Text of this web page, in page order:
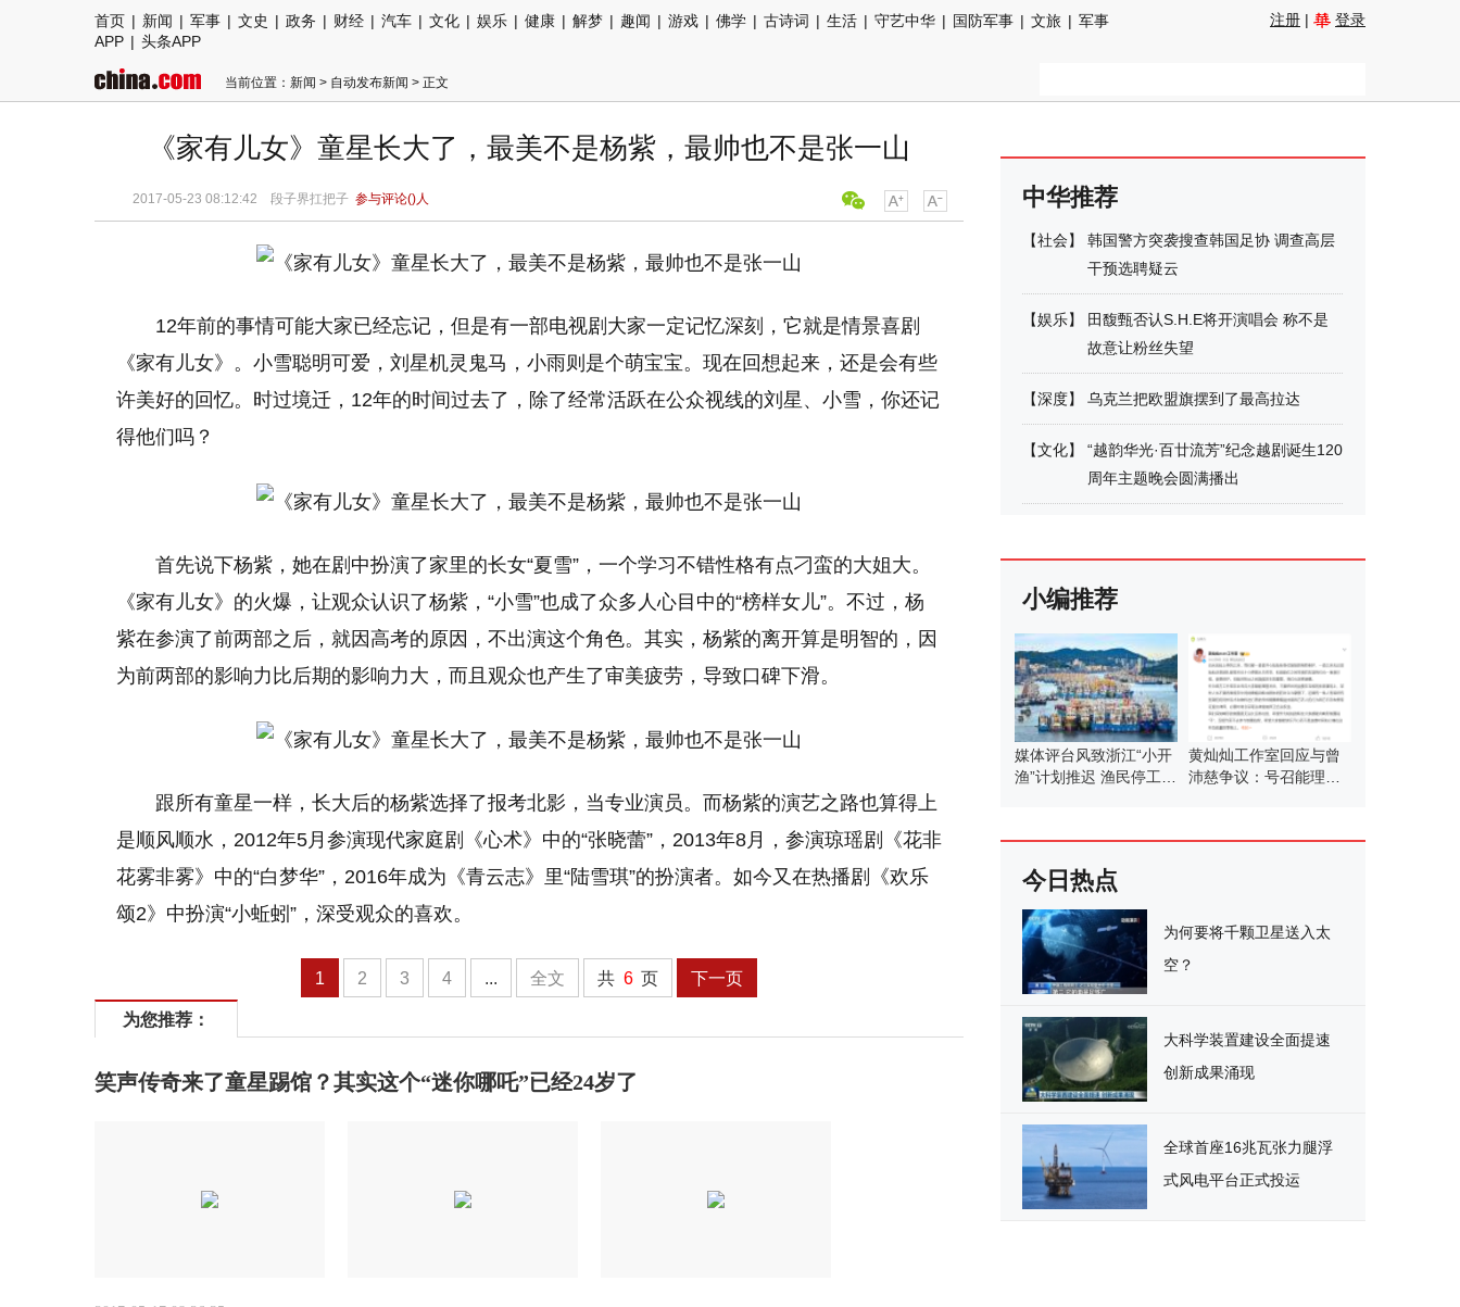
首页 | 新闻 | 军事 | 文史 | 政务 | 财经 | 汽车 | 文化 | 娱乐 | 健康 | 解梦 | 趣闻 | 游戏 | 佛学 | 古诗词 | 生活 | 守艺中华 | 国防军事 | 文旅 | 军事
APP | 头条APP
注册 | 登录
当前位置： 新闻 > 自动发布新闻 > 正文
《家有儿女》童星长大了，最美不是杨紫，最帅也不是张一山
2017-05-23 08:12:42 段子界扛把子 参与评论()人
12年前的事情可能大家已经忘记，但是有一部电视剧大家一定记忆深刻，它就是情景喜剧
《家有儿女》。小雪聪明可爱，刘星机灵鬼马，小雨则是个萌宝宝。现在回想起来，还是会有些
许美好的回忆。时过境迁，12年的时间过去了，除了经常活跃在公众视线的刘星、小雪，你还记
得他们吗？
首先说下杨紫，她在剧中扮演了家里的长女“夏雪”，一个学习不错性格有点刁蛮的大姐大。
《家有儿女》的火爆，让观众认识了杨紫，“小雪”也成了众多人心目中的“榜样女儿”。不过，杨
紫在参演了前两部之后，就因高考的原因，不出演这个角色。其实，杨紫的离开算是明智的，因
为前两部的影响力比后期的影响力大，而且观众也产生了审美疲劳，导致口碑下滑。
跟所有童星一样，长大后的杨紫选择了报考北影，当专业演员。而杨紫的演艺之路也算得上
是顺风顺水，2012年5月参演现代家庭剧《心术》中的“张晓蕾”，2013年8月，参演琼瑶剧《花非
花雾非雾》中的“白梦华”，2016年成为《青云志》里“陆雪琪”的扮演者。如今又在热播剧《欢乐
颂2》中扮演“小蚯蚓”，深受观众的喜欢。
1 2 3 4 ... 全文 共 6 页 下一页
为您推荐：
笑声传奇来了童星踢馆？其实这个“迷你哪吒”已经24岁了
中华推荐
【社会】
韩国警方突袭搜查韩国足协 调查高层
干预选聘疑云
【娱乐】
田馥甄否认S.H.E将开演唱会 称不是
故意让粉丝失望
【深度】 乌克兰把欧盟旗摆到了最高拉达
【文化】
“越韵华光·百廿流芳”纪念越剧诞生120
周年主题晚会圆满播出
小编推荐
媒体评台风致浙江“小开
渔”计划推迟 渔民停工待
黄灿灿工作室回应与曾
沛慈争议：号召能理智
今日热点
为何要将千颗卫星送入太
空？
大科学装置建设全面提速
创新成果涌现
全球首座16兆瓦张力腿浮
式风电平台正式投运